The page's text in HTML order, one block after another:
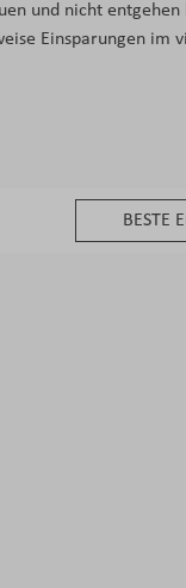
und nicht entgehen
Einsparungen im